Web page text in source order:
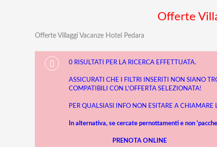
Offerte
Offerte Villaggi Vacanze Hotel Pedara
0 RISULTATI PER LA RICERCA EFFETTUATA.
ASSICURATI CHE I FILTRI INSERITI NON SIANO
COMPATIBILI CON L'OFFERTA SELEZIONATA!
PER QUALSIASI INFO NON ESITARE A
In alternativa, se cercate pernottamenti e non
PRENOTA ONLINE